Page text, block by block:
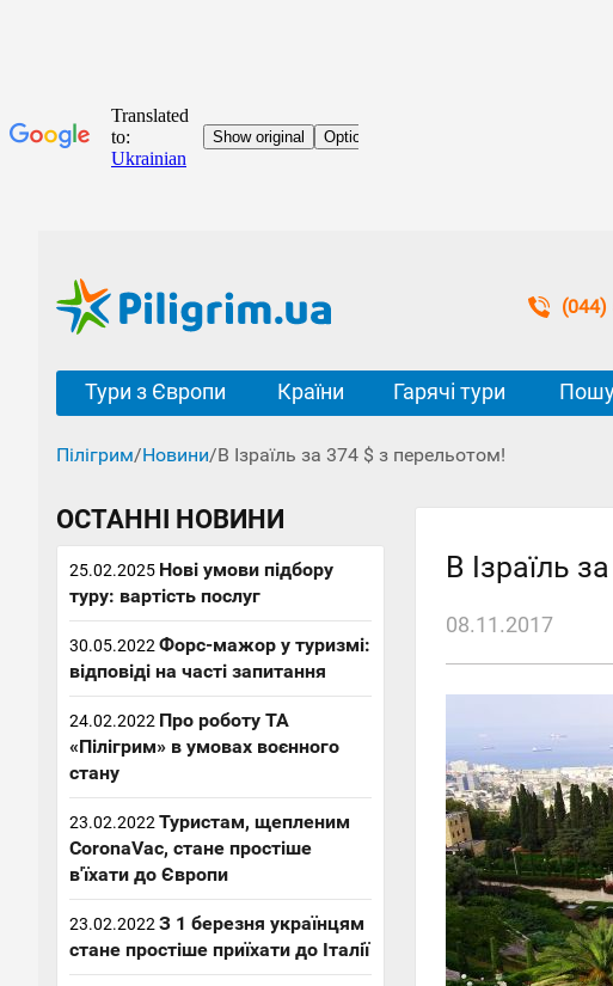
(044)
Тури з Європи Країни Гарячі тури
Пілігрим/Новини/В Ізраїль за 374 $ з перельотом!
ОСТАННІ НОВИНИ
25.02.2025 Нові умови підбору
туру: вартість послуг
30.05.2022 Форс-мажор у туризмі:
відповіді на часті запитання
24.02.2022 Про роботу ТА
«Пілігрим» в умовах воєнного
стану
23.02.2022 Туристам, щепленим
CoronaVac, стане простіше
в'їхати до Європи
23.02.2022 З 1 березня українцям
стане простіше приїхати до Італії
В Ізраїль
08.11.2017